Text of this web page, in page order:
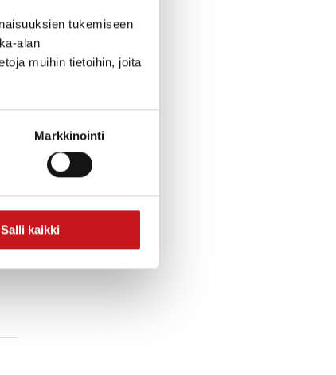
tukemiseen
alan
muihin tietoihin, joita
Markkinointi
Salli kaikki
”Vastarantalaiset”.
alta.